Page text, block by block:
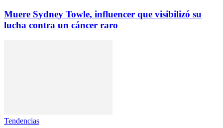
Muere Sydney Towle, influencer que visibilizó su
lucha contra un cáncer raro
Tendencias